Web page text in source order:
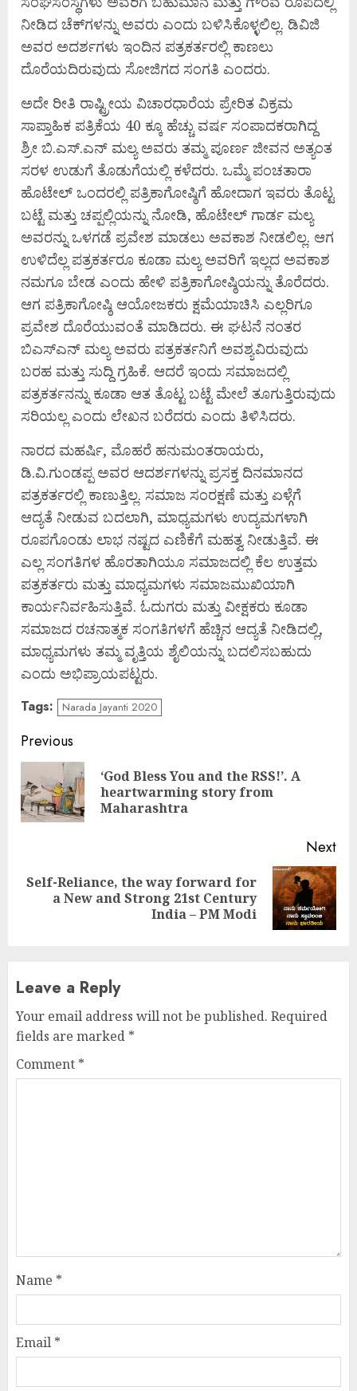
ನೀಡಿದ ಚೆಕ್‍ಗಳನ್ನು ಅವರು ಎಂದು ಬಳಿಸಿಕೊಳ್ಳಲಿಲ್ಲ. ಡಿವಿಜಿ
ಅವರ ಅದರ್ಶಗಳು ಇಂದಿನ ಪತ್ರಕರ್ತರಲ್ಲಿ ಕಾಣಲು
ದೊರೆಯದಿರುವುದು ಸೋಜಿಗದ ಸಂಗತಿ ಎಂದರು.
ಅದೇ ರೀತಿ ರಾಷ್ಟ್ರೀಯ ವಿಚಾರಧಾರೆಯ ಪ್ರೇರಿತ ವಿಕ್ರಮ
ಸಾಪ್ತಾಹಿಕ ಪತ್ರಿಕೆಯ 40 ಕ್ಕೂ ಹೆಚ್ಚು ವರ್ಷ ಸಂಪಾದಕರಾಗಿದ್ದ
ಶ್ರೀ ಬಿ.ಎಸ್.ಎನ್ ಮಲ್ಯ ಅವರು ತಮ್ಮ ಪೂರ್ಣ ಜೀವನ ಅತ್ಯಂತ
ಸರಳ ಉಡುಗೆ ತೊಡುಗೆಯಲ್ಲಿ ಕಳೆದರು. ಒಮ್ಮೆ ಪಂಚತಾರಾ
ಹೊಟೇಲ್ ಒಂದರಲ್ಲಿ ಪತ್ರಿಕಾಗೋಷ್ಠಿಗೆ ಹೋದಾಗ ಇವರು ತೊಟ್ಟ
ಬಟ್ಟೆ ಮತ್ತು ಚಪ್ಪಲ್ಲಿಯನ್ನು ನೋಡಿ, ಹೊಟೇಲ್ ಗಾರ್ಡ ಮಲ್ಯ
ಅವರನ್ನು ಒಳಗಡೆ ಪ್ರವೇಶ ಮಾಡಲು ಅವಕಾಶ ನೀಡಲಿಲ್ಲ. ಆಗ
ಉಳಿದೆಲ್ಲ ಪತ್ರಕರ್ತರೂ ಕೂಡಾ ಮಲ್ಯ ಅವರಿಗೆ ಇಲ್ಲದ ಅವಕಾಶ
ನಮಗೂ ಬೇಡ ಎಂದು ಹೇಳಿ ಪತ್ರಿಕಾಗೋಷ್ಠಿಯನ್ನು ತೊರೆದರು.
ಆಗ ಪತ್ರಿಕಾಗೋಷ್ಠಿ ಆಯೋಜಕರು ಕ್ಷಮೆಯಾಚಿಸಿ ಎಲ್ಲರಿಗೂ
ಪ್ರವೇಶ ದೊರೆಯುವಂತೆ ಮಾಡಿದರು. ಈ ಘಟನೆ ನಂತರ
ಬಿಎಸ್‍ಎನ್ ಮಲ್ಯ ಅವರು ಪತ್ರಕರ್ತನಿಗೆ ಅವಶ್ಯವಿರುವುದು
ಬರಹ ಮತ್ತು ಸುದ್ದಿ ಗ್ರಹಿಕೆ. ಆದರೆ ಇಂದು ಸಮಾಜದಲ್ಲಿ
ಪತ್ರಕರ್ತನನ್ನು ಕೂಡಾ ಆತ ತೊಟ್ಟ ಬಟ್ಟೆ ಮೇಲೆ ತೂಗುತ್ತಿರುವುದು
ಸರಿಯಲ್ಲ ಎಂದು ಲೇಖನ ಬರೆದರು ಎಂದು ತಿಳಿಸಿದರು.
ನಾರದ ಮಹರ್ಷಿ, ಮೊಹರೆ ಹನುಮಂತರಾಯರು,
ಡಿ.ವಿ.ಗುಂಡಪ್ಪ ಅವರ ಆದರ್ಶಗಳನ್ನು ಪ್ರಸಕ್ತ ದಿನಮಾನದ
ಪತ್ರಕರ್ತರಲ್ಲಿ ಕಾಣುತ್ತಿಲ್ಲ. ಸಮಾಜ ಸಂರಕ್ಷಣೆ ಮತ್ತು ಏಳ್ಗೆಗೆ
ಆದ್ಯತೆ ನೀಡುವ ಬದಲಾಗಿ, ಮಾಧ್ಯಮಗಳು ಉದ್ಯಮಗಳಾಗಿ
ರೂಪಗೊಂಡು ಲಾಭ ನಷ್ಟದ ಎಣಿಕೆಗೆ ಮಹತ್ವ ನೀಡುತ್ತಿವೆ. ಈ
ಎಲ್ಲ ಸಂಗತಿಗಳ ಹೊರತಾಗಿಯೂ ಸಮಾಜದಲ್ಲಿ ಕೆಲ ಉತ್ತಮ
ಪತ್ರಕರ್ತರು ಮತ್ತು ಮಾಧ್ಯಮಗಳು ಸಮಾಜಮುಖಿಯಾಗಿ
ಕಾರ್ಯನಿರ್ವಹಿಸುತ್ತಿವೆ. ಓದುಗರು ಮತ್ತು ವೀಕ್ಷಕರು ಕೂಡಾ
ಸಮಾಜದ ರಚನಾತ್ಮಕ ಸಂಗತಿಗಳಗೆ ಹೆಚ್ಚಿನ ಆದ್ಯತೆ ನೀಡಿದಲ್ಲಿ,
ಮಾಧ್ಯಮಗಳು ತಮ್ಮ ವೃತ್ತಿಯ ಶೈಲಿಯನ್ನು ಬದಲಿಸಬಹುದು
ಎಂದು ಅಭಿಪ್ರಾಯಪಟ್ಟರು.
Tags: Narada Jayanti 2020
Continue
Reading
Previous
‘God Bless You and the RSS!’. A
heartwarming story from
Maharashtra
Next
Next
Self-Reliance, the way forward for
a New and Strong 21st Century
India – PM Modi
Leave a Reply
Your email address will not be published. Required
fields are marked *
Comment *
Name *
Email *